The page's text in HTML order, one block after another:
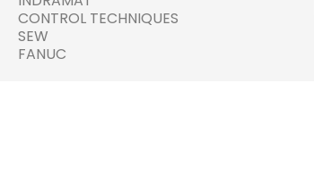
CONTROL TECHNIQUES
SEW
FANUC